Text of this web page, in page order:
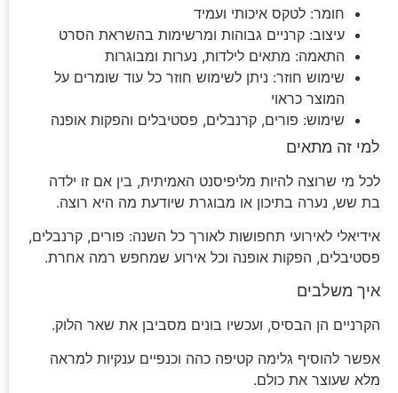
חומר: לטקס איכותי ועמיד
עיצוב: קרניים גבוהות ומרשימות בהשראת הסרט
התאמה: מתאים לילדות, נערות ומבוגרות
שימוש חוזר: ניתן לשימוש חוזר כל עוד שומרים על
המוצר כראוי
שימוש: פורים, קרנבלים, פסטיבלים והפקות אופנה
למי זה מתאים
לכל מי שרוצה להיות מליפיסנט האמיתית, בין אם זו ילדה
בת שש, נערה בתיכון או מבוגרת שיודעת מה היא רוצה.
אידיאלי לאירועי תחפושות לאורך כל השנה: פורים, קרנבלים,
פסטיבלים, הפקות אופנה וכל אירוע שמחפש רמה אחרת.
איך משלבים
הקרניים הן הבסיס, ועכשיו בונים מסביבן את שאר הלוק.
אפשר להוסיף גלימה קטיפה כהה וכנפיים ענקיות למראה
מלא שעוצר את כולם.